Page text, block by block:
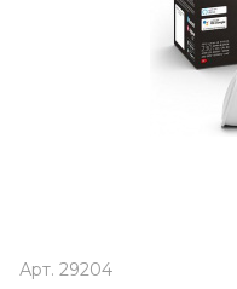
Арт. 29204